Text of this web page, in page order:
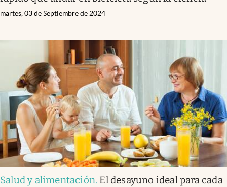
martes, 03 de Septiembre de 2024
Salud y alimentación. El desayuno ideal para cada